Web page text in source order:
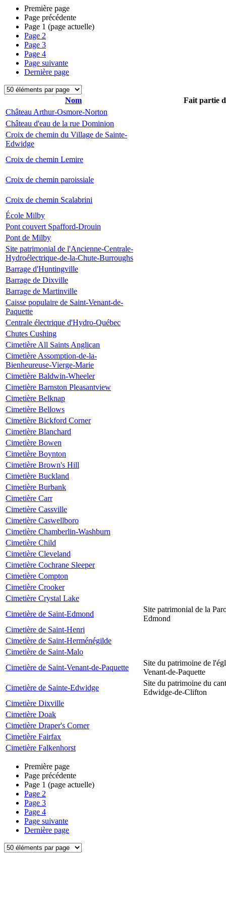
Première page
Page précédente
Page 1 (page actuelle)
Page 2
Page 3
Page 4
Page suivante
Dernière page
Nom
Fait partie
Château Arthur-Osmore-Norton
Château d'eau de la rue Dominion
Croix de chemin du Village de Sainte-
Edwidge
Croix de chemin Lemire
Croix de chemin paroissiale
Croix de chemin Scalabrini
École Milby
Pont couvert Spafford-Drouin
Pont de Milby
Site patrimonial de l'Ancienne-Centrale-
Hydroélectrique-de-la-Chute-Burroughs
Barrage d'Huntingville
Barrage de Dixville
Barrage de Martinville
Caisse populaire de Saint-Venant-de-
Paquette
Centrale électrique d'Hydro-Québec
Chutes Cushing
Cimetière All Saints Anglican
Cimetière Assomption-de-la-
Bienheureuse-Vierge-Marie
Cimetière Baldwin-Wheeler
Cimetière Barnston Pleasantview
Cimetière Belknap
Cimetière Bellows
Cimetière Bickford Corner
Cimetière Blanchard
Cimetière Bowen
Cimetière Boynton
Cimetière Brown's Hill
Cimetière Buckland
Cimetière Burbank
Cimetière Carr
Cimetière Cassville
Cimetière Caswellboro
Cimetière Chamberlin-Washburn
Cimetière Child
Cimetière Cleveland
Cimetière Cochrane Sleeper
Cimetière Compton
Cimetière Crooker
Cimetière Crystal Lake
Cimetière de Saint-Edmond
Site patrimonial de la
Edmond
Cimetière de Saint-Henri
Cimetière de Saint-Herménégilde
Cimetière de Saint-Malo
Cimetière de Saint-Venant-de-Paquette
Site du patrimoine de
Venant-de-Paquette
Cimetière de Sainte-Edwidge
Site du patrimoine du
Edwidge-de-Clifton
Cimetière Dixville
Cimetière Doak
Cimetière Draper's Corner
Cimetière Fairfax
Cimetière Falkenhorst
Première page
Page précédente
Page 1 (page actuelle)
Page 2
Page 3
Page 4
Page suivante
Dernière page